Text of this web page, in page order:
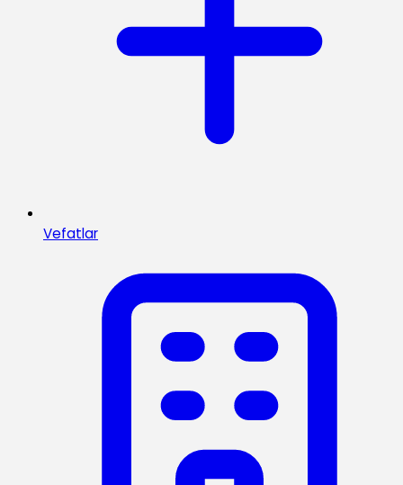
Vefatlar